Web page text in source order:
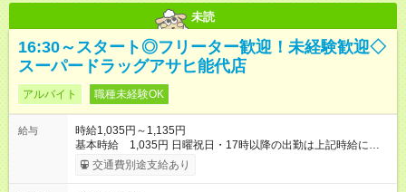
未読
16:30～スタート◎フリーター歓迎！未経験歓迎◇
スーパードラッグアサヒ能代店
アルバイト 職種未経験OK
給与
時給1,035円～1,135円
基本時給 1,035円 日曜祝日・17時以降の出勤は上記時給にプ
ラス100円 ★登録販売者資格をお持ちの場合は基本時給に資格手
当がつきます。 登録販売者資格を取得したので経験を積みた
交通費別途支給あり